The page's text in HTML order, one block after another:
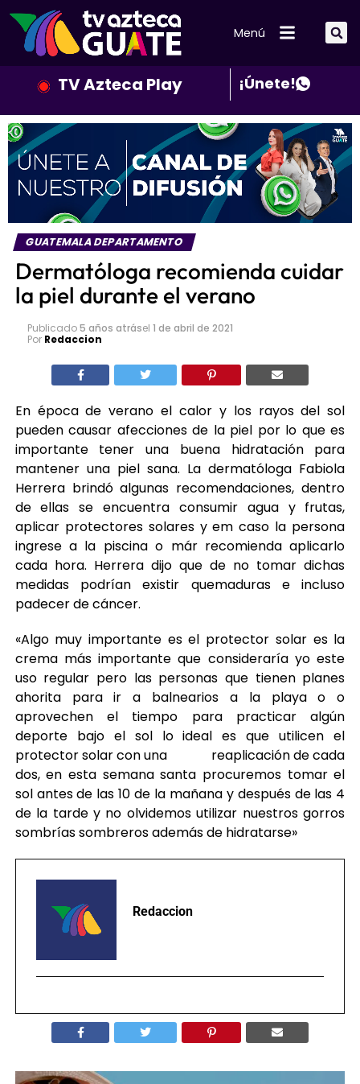
Menú
TV Azteca Play ¡Únete!
GUATEMALA DEPARTAMENTO
Dermatóloga recomienda cuidar
la piel durante el verano
Publicado5 años atrásel 1 de abril de 2021
Por Redaccion
En época de verano el calor y los rayos del sol
pueden causar afecciones de la piel por lo que es
importante tener una buena hidratación para
mantener una piel sana. La dermatóloga Fabiola
Herrera brindó algunas recomendaciones, dentro
de ellas se encuentra consumir agua y frutas,
aplicar protectores solares y em caso la persona
ingrese a la piscina o már recomienda aplicarlo
cada hora. Herrera dijo que de no tomar dichas
medidas podrían existir quemaduras e incluso
padecer de cáncer.
«Algo muy importante es el protector solar es la
crema más importante que consideraría yo este
uso regular pero las personas que tienen planes
ahorita para ir a balnearios a la playa o o
aprovechen el tiempo para practicar algún
deporte bajo el sol lo ideal es que utilicen el
protector solar con una reaplicación de cada
dos, en esta semana santa procuremos tomar el
sol antes de las 10 de la mañana y después de las 4
de la tarde y no olvidemos utilizar nuestros gorros
sombrías sombreros además de hidratarse»
Redaccion